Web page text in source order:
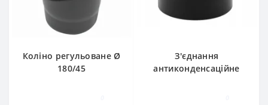
Коліно регульоване Ø
180/45
З'єднання
антиконденсаційне